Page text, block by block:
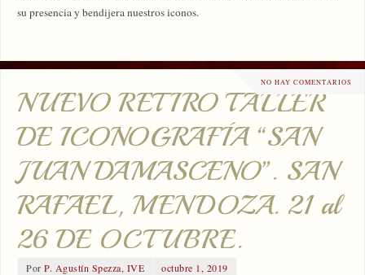
su presencia y bendijera nuestros iconos.
NO HAY COMENTARIOS
NUEVO RETIRO TALLER
DE ICONOGRAFÍA “SAN
JUAN DAMASCENO”. SAN
RAFAEL, MENDOZA. 21 al
26 DE OCTUBRE.
PorP. Agustín Spezza, IVE
octubre 1, 2019